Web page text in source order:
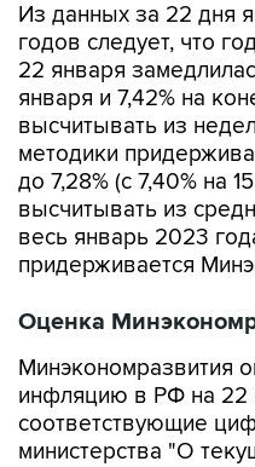
Из данных за 22 дня
годов следует, что
22 января
января и 7,42% на
высчитывать из
методики
до 7,28% (с 7,40% на
высчитывать из
весь январь 2023
придерживается
Оценка
Минэкономразвития
инфляцию в РФ на 22
соответствующие
министерства "О